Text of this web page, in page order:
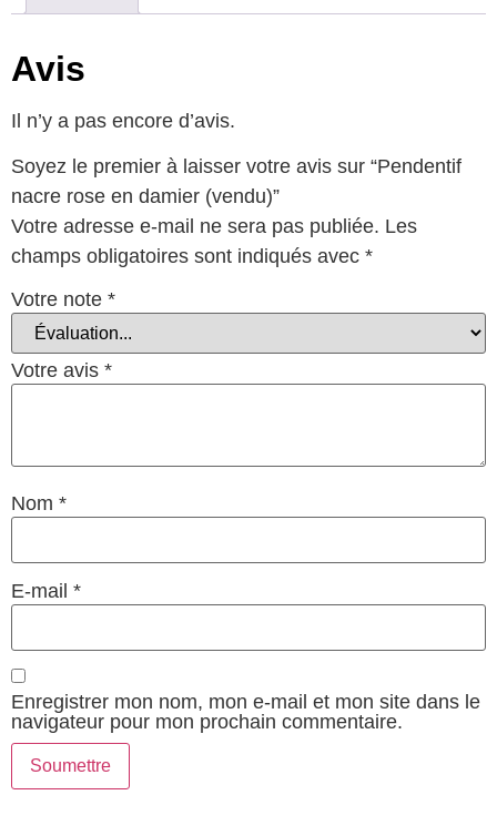
Avis
Il n’y a pas encore d’avis.
Soyez le premier à laisser votre avis sur “Pendentif
nacre rose en damier (vendu)”
Votre adresse e-mail ne sera pas publiée. Les
champs obligatoires sont indiqués avec *
Votre note *
Votre avis *
Nom *
E-mail *
Enregistrer mon nom, mon e-mail et mon site dans le
navigateur pour mon prochain commentaire.